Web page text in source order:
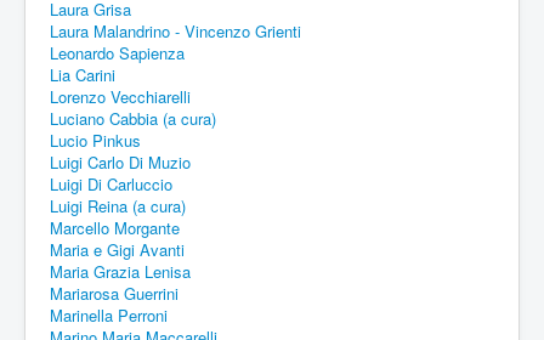
Laura Grisa
Laura Malandrino - Vincenzo Grienti
Leonardo Sapienza
Lia Carini
Lorenzo Vecchiarelli
Luciano Cabbia (a cura)
Lucio Pinkus
Luigi Carlo Di Muzio
Luigi Di Carluccio
Luigi Reina (a cura)
Marcello Morgante
Maria e Gigi Avanti
Maria Grazia Lenisa
Mariarosa Guerrini
Marinella Perroni